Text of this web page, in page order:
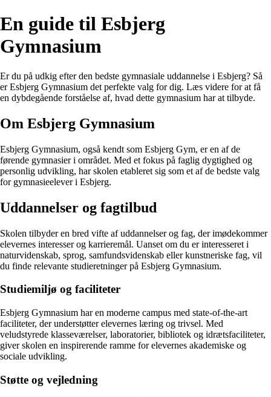
En guide til Esbjerg
Gymnasium
Er du på udkig efter den bedste gymnasiale uddannelse i Esbjerg? Så
er Esbjerg Gymnasium det perfekte valg for dig. Læs videre for at få
en dybdegående forståelse af, hvad dette gymnasium har at tilbyde.
Om Esbjerg Gymnasium
Esbjerg Gymnasium, også kendt som Esbjerg Gym, er en af de
førende gymnasier i området. Med et fokus på faglig dygtighed og
personlig udvikling, har skolen etableret sig som et af de bedste valg
for gymnasieelever i Esbjerg.
Uddannelser og fagtilbud
Skolen tilbyder en bred vifte af uddannelser og fag, der imødekommer
elevernes interesser og karrieremål. Uanset om du er interesseret i
naturvidenskab, sprog, samfundsvidenskab eller kunstneriske fag, vil
du finde relevante studieretninger på Esbjerg Gymnasium.
Studiemiljø og faciliteter
Esbjerg Gymnasium har en moderne campus med state-of-the-art
faciliteter, der understøtter elevernes læring og trivsel. Med
veludstyrede klasseværelser, laboratorier, bibliotek og idrætsfaciliteter,
giver skolen en inspirerende ramme for elevernes akademiske og
sociale udvikling.
Støtte og vejledning